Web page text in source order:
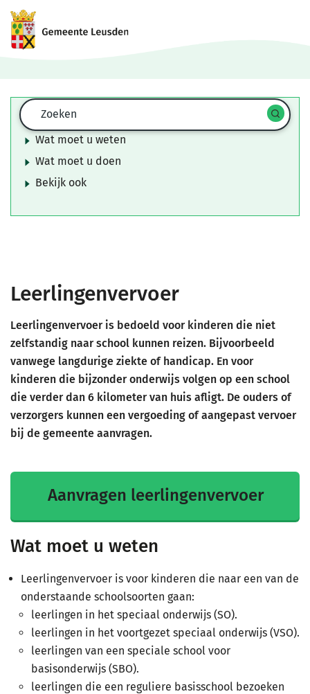
Zoekformulier
Start
Zoeken
Op deze pagina
Wat moet u weten
Wat moet u doen
Bekijk ook
Leerlingenvervoer
Leerlingenvervoer is bedoeld voor kinderen die niet
zelfstandig naar school kunnen reizen. Bijvoorbeeld
vanwege langdurige ziekte of handicap. En voor
kinderen die bijzonder onderwijs volgen op een school
die verder dan 6 kilometer van huis afligt. De ouders of
verzorgers kunnen een vergoeding of aangepast vervoer
bij de gemeente aanvragen.
Aanvragen leerlingenvervoer
Wat moet u weten
Leerlingenvervoer is voor kinderen die naar een van de
onderstaande schoolsoorten gaan:
leerlingen in het speciaal onderwijs (SO).
leerlingen in het voortgezet speciaal onderwijs (VSO).
leerlingen van een speciale school voor
basisonderwijs (SBO).
leerlingen die een reguliere basisschool bezoeken